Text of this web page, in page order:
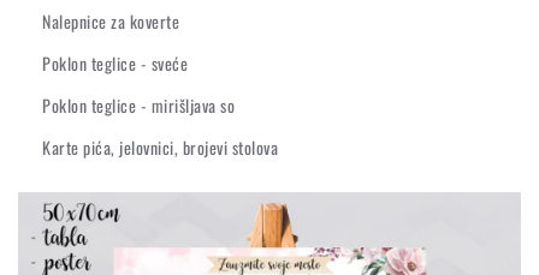
Nalepnice za koverte
Poklon teglice - sveće
Poklon teglice - mirišljava so
Karte pića, jelovnici, brojevi stolova